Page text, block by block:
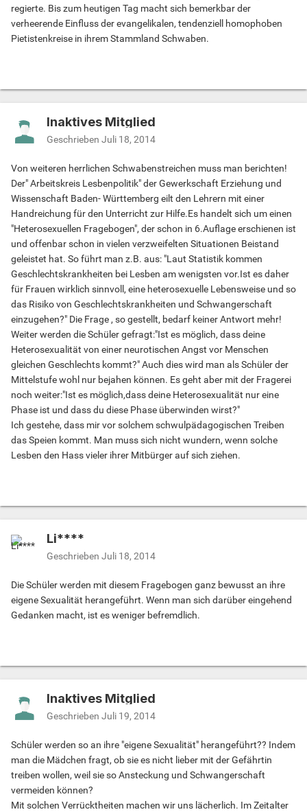
regierte. Bis zum heutigen Tag macht sich bemerkbar der
verheerende Einfluss der evangelikalen, tendenziell homophoben
Pietistenkreise in ihrem Stammland Schwaben.
Inaktives Mitglied
Geschrieben Juli 18, 2014
Von weiteren herrlichen Schwabenstreichen muss man berichten!
Der" Arbeitskreis Lesbenpolitik" der Gewerkschaft Erziehung und
Wissenschaft Baden- Württemberg eilt den Lehrern mit einer
Handreichung für den Unterricht zur Hilfe.Es handelt sich um einen
"Heterosexuellen Fragebogen", der schon in 6.Auflage erschienen ist
und offenbar schon in vielen verzweifelten Situationen Beistand
geleistet hat. So führt man z.B. aus: "Laut Statistik kommen
Geschlechtskrankheiten bei Lesben am wenigsten vor.Ist es daher
für Frauen wirklich sinnvoll, eine heterosexuelle Lebensweise und so
das Risiko von Geschlechtskrankheiten und Schwangerschaft
einzugehen?" Die Frage , so gestellt, bedarf keiner Antwort mehr!
Weiter werden die Schüler gefragt:"Ist es möglich, dass deine
Heterosexualität von einer neurotischen Angst vor Menschen
gleichen Geschlechts kommt?" Auch dies wird man als Schüler der
Mittelstufe wohl nur bejahen können. Es geht aber mit der Fragerei
noch weiter:"Ist es möglich,dass deine Heterosexualität nur eine
Phase ist und dass du diese Phase überwinden wirst?"
Ich gestehe, dass mir vor solchem schwulpädagogischen Treiben
das Speien kommt. Man muss sich nicht wundern, wenn solche
Lesben den Hass vieler ihrer Mitbürger auf sich ziehen.
Li****
Geschrieben Juli 18, 2014
Die Schüler werden mit diesem Fragebogen ganz bewusst an ihre
eigene Sexualität herangeführt. Wenn man sich darüber eingehend
Gedanken macht, ist es weniger befremdlich.
Inaktives Mitglied
Geschrieben Juli 19, 2014
Schüler werden so an ihre "eigene Sexualität" herangeführt?? Indem
man die Mädchen fragt, ob sie es nicht lieber mit der Gefährtin
treiben wollen, weil sie so Ansteckung und Schwangerschaft
vermeiden können?
Mit solchen Verrücktheiten machen wir uns lächerlich. Im Zeitalter